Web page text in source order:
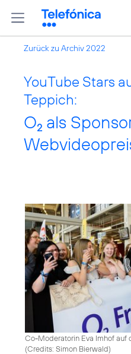
Zurück zu Archiv 2022
YouTube Stars
Teppich:
O2 als
Co-Moderatorin Eva Imhof auf
(Credits: Simon Bierwald)